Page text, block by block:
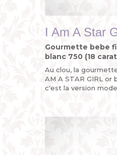
I Am A Star
Gourmette bebe
blanc 750 (18
Au clou, la
AM A STAR GIRL or
c'est la version